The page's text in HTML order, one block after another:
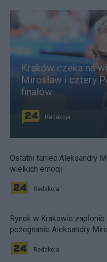
Kraków czeka na
Mirosław i cztery
finałów
Redakcja
Ostatni taniec Aleksandry
wielkich emocji
Redakcja
Rynek w Krakowie
pożegnanie Aleksandry
Redakcja